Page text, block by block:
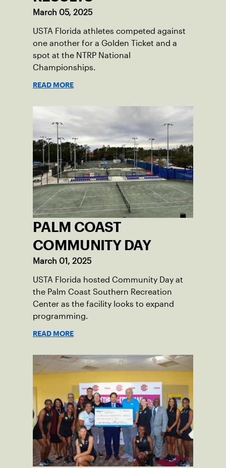
March 05, 2025
USTA Florida athletes competed against
one another for a Golden Ticket and a
spot at the NTRP National
Championships.
READ MORE
PALM COAST
COMMUNITY DAY
March 01, 2025
USTA Florida hosted Community Day at
the Palm Coast Southern Recreation
Center as the facility looks to expand
programming.
READ MORE